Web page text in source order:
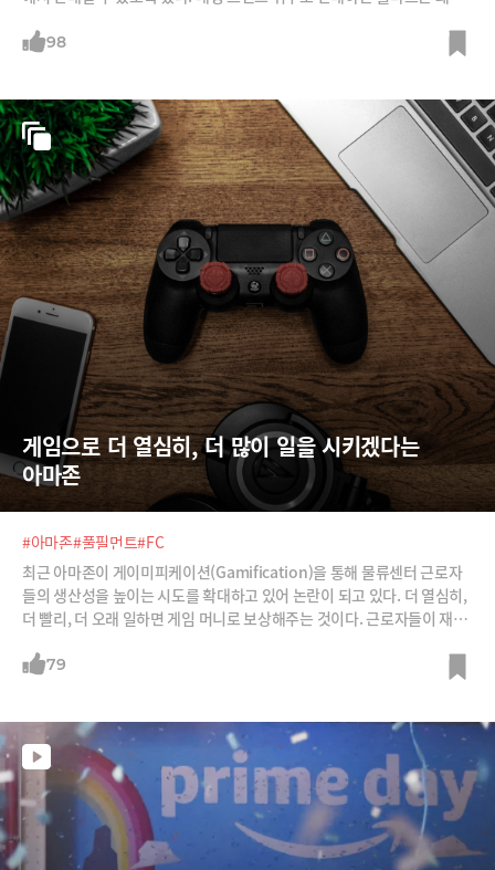
98
게임으로 더 열심히, 더 많이 일을 시키겠다는
아마존
#아마존#풀필먼트#FC
최근 아마존이 게이미피케이션(Gamification)을 통해 물류센터 근로자
들의 생산성을 높이는 시도를 확대하고 있어 논란이 되고 있다. 더 열심히,
더 빨리, 더 오래 일하면 게임 머니로 보상해주는 것이다. 근로자들이 재미
79